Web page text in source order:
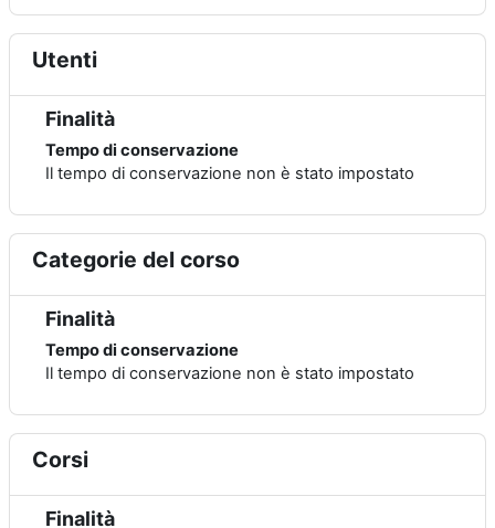
Utenti
Finalità
Tempo di conservazione
Il tempo di conservazione non è stato impostato
Categorie del corso
Finalità
Tempo di conservazione
Il tempo di conservazione non è stato impostato
Corsi
Finalità